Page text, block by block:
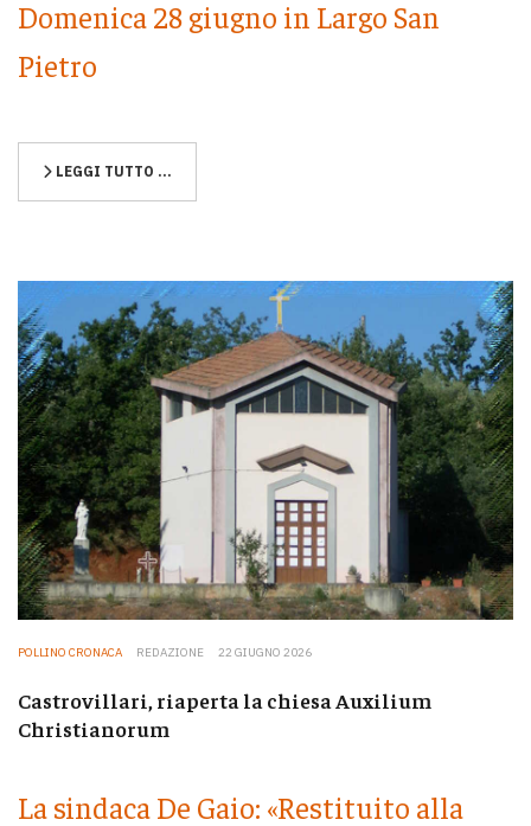
Domenica 28 giugno in Largo San
Pietro
LEGGI TUTTO …
POLLINO CRONACA REDAZIONE 22 GIUGNO 2026
Castrovillari, riaperta la chiesa Auxilium
Christianorum
La sindaca De Gaio: «Restituito alla